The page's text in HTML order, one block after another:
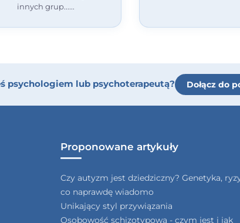
innych grup...
psychologiem lub psychoterapeutą? Dołącz do
Proponowane artykuły
Czy autyzm jest dziedziczny? Genetyka,
co naprawdę wiadomo
Unikający styl przywiązania
Osobowość schizotypowa - czym jest i jak